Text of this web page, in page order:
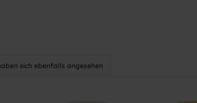
sich ebenfalls angesehen